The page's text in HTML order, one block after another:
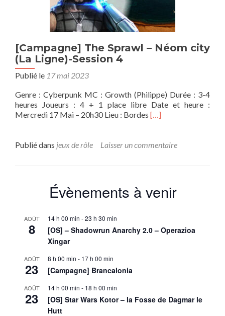
[Campagne] The Sprawl – Néom city
(La Ligne)-Session 4
Publié le 17 mai 2023
Genre : Cyberpunk MC : Growth (Philippe) Durée : 3-4
heures Joueurs : 4 + 1 place libre Date et heure :
Mercredi 17 Mai – 20h30 Lieu : Bordes En
sur[Campagne]
city
4
[…]
Publié dans jeux de rôle Laisser un commentaire
Évènements à venir
AOÛT
8
14 h 00 min -23 h 30 min
[OS] – Shadowrun Anarchy 2.0 – Operazioa
Xingar
AOÛT
23
8 h 00 min - 17 h 00 min
[Campagne] Brancalonia
AOÛT
23
14 h 00 min - 18 h 00 min
[OS] Star Wars Kotor – la Fosse de Dagmar le
Hutt